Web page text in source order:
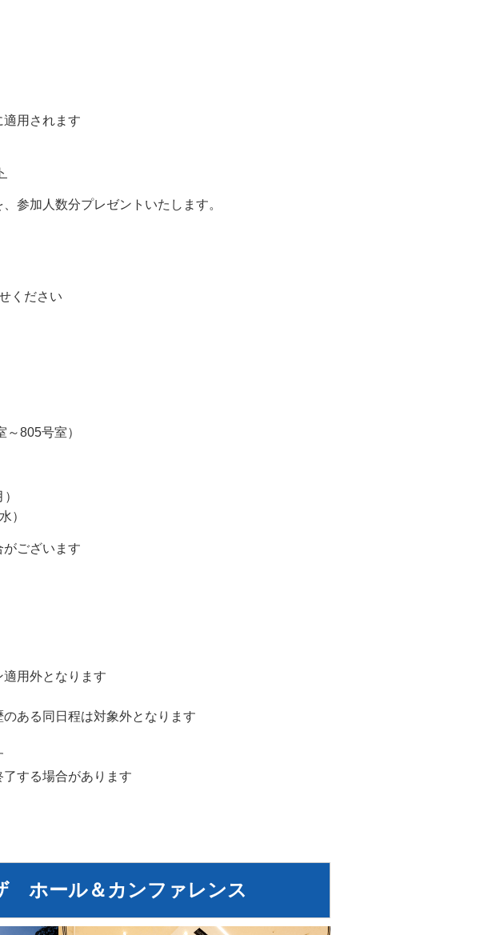
用されます
参加人数分プレゼントいたします。
ください
805号室）
）
ございます
適用外となります
ある同日程は対象外となります
了する場合があります
ホール＆カンファレンス